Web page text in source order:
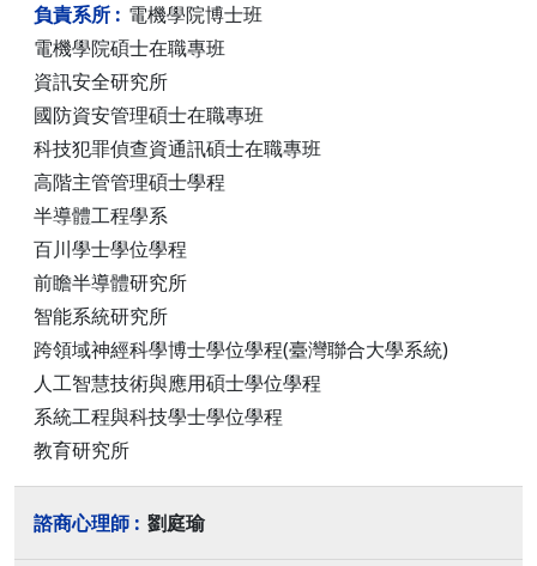
電機學院博士班
電機學院碩士在職專班
資訊安全研究所
國防資安管理碩士在職專班
科技犯罪偵查資通訊碩士在職專班
高階主管管理碩士學程
半導體工程學系
百川學士學位學程
前瞻半導體研究所
智能系統研究所
跨領域神經科學博士學位學程(臺灣聯合大學系統)
人工智慧技術與應用碩士學位學程
系統工程與科技學士學位學程
教育研究所
劉庭瑜